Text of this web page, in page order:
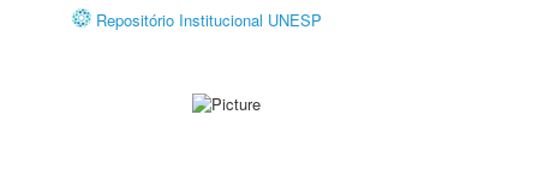
Repositório Institucional UNESP